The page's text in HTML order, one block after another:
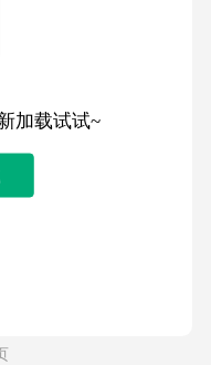
加载试试~